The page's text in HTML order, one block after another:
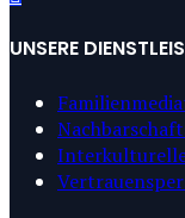
UNSERE